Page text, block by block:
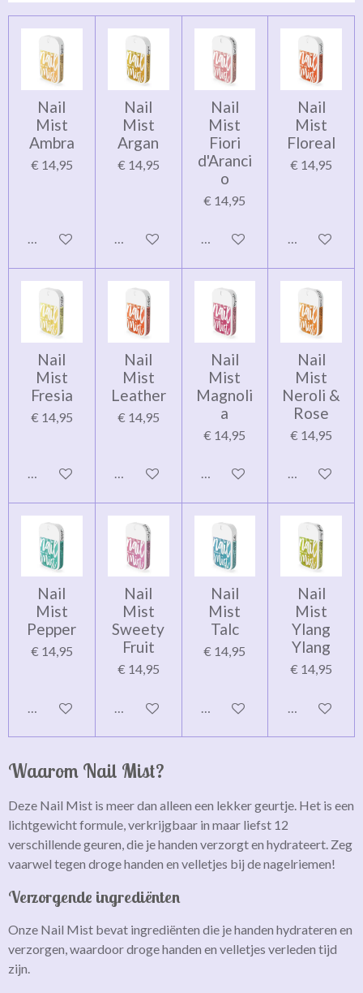
Nail
Mist
Ambra
€ 14,95
In winkelwagen
Nail
Mist
Argan
€ 14,95
In winkelwagen
Nail
Mist
Fiori
d'Aranci
o
€ 14,95
In winkelwagen
Nail
Mist
Floreal
€ 14,95
In
Nail
Mist
Fresia
€ 14,95
In winkelwagen
Nail
Mist
Leather
€ 14,95
In winkelwagen
Nail
Mist
Magnoli
a
€ 14,95
In winkelwagen
Nail
Mist
Neroli &
Rose
€ 14,95
In
Nail
Mist
Pepper
€ 14,95
In winkelwagen
Nail
Mist
Sweety
Fruit
€ 14,95
In winkelwagen
Nail
Mist
Talc
€ 14,95
In winkelwagen
Nail
Mist
Ylang
Ylang
€ 14,95
In
Waarom Nail Mist?
Deze Nail Mist is meer dan alleen een lekker geurtje. Het is een
lichtgewicht formule, verkrijgbaar in maar liefst 12
verschillende geuren, die je handen verzorgt en hydrateert. Zeg
vaarwel tegen droge handen en velletjes bij de nagelriemen!
Verzorgende ingrediënten
Onze Nail Mist bevat ingrediënten die je handen hydrateren en
verzorgen, waardoor droge handen en velletjes verleden tijd
zijn.